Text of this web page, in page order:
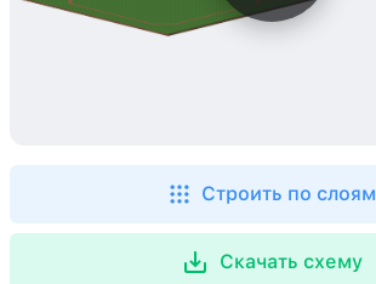
Строить по слоям
Скачать схему